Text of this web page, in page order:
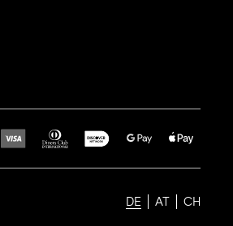
DE AT CH